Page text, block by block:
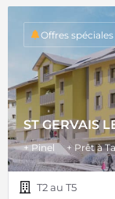
ST GERVAIS
+ Pinel + Prêt à
Offres spéciales
T2 au T5